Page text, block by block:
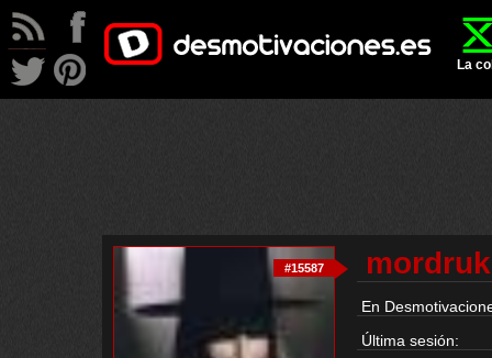
La
#15587 mordruk
En
Última sesión: